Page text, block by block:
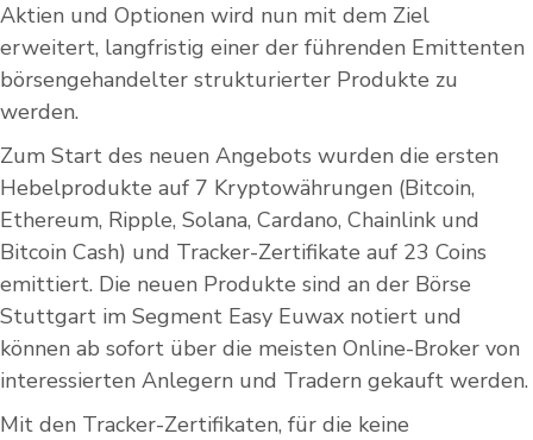
Aktien und Optionen wird nun mit dem Ziel
erweitert, langfristig einer der führenden Emittenten
börsengehandelter strukturierter Produkte zu
werden.
Zum Start des neuen Angebots wurden die ersten
Hebelprodukte auf 7 Kryptowährungen (Bitcoin,
Ethereum, Ripple, Solana, Cardano, Chainlink und
Bitcoin Cash) und Tracker-Zertifikate auf 23 Coins
emittiert. Die neuen Produkte sind an der Börse
Stuttgart im Segment Easy Euwax notiert und
können ab sofort über die meisten Online-Broker von
interessierten Anlegern und Tradern gekauft werden.
Mit den Tracker-Zertifikaten, für die keine